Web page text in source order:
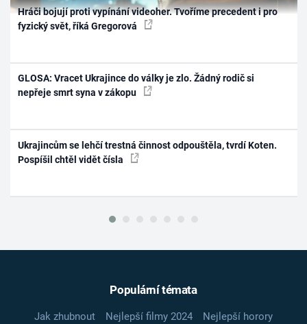
Hráči bojují proti vypínání videoher. Tvoříme precedent i pro
fyzický svět, říká Gregorová
GLOSA: Vracet Ukrajince do války je zlo. Žádný rodič si
nepřeje smrt syna v zákopu
Ukrajincům se lehčí trestná činnost odpouštěla, tvrdí Koten.
Pospíšil chtěl vidět čísla
Populární témata
Jak zhubnout Nejlepší filmy 2024
Nejlepší horory